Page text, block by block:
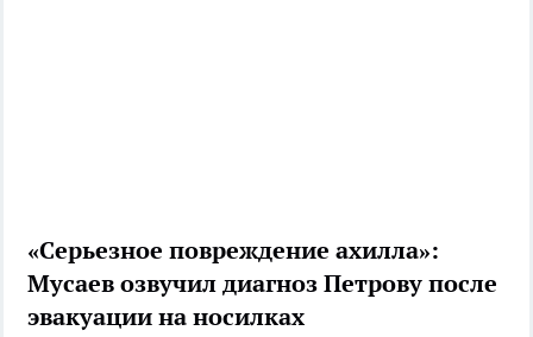
«Серьезное повреждение ахилла»:
Мусаев озвучил диагноз Петрову после
эвакуации на носилках